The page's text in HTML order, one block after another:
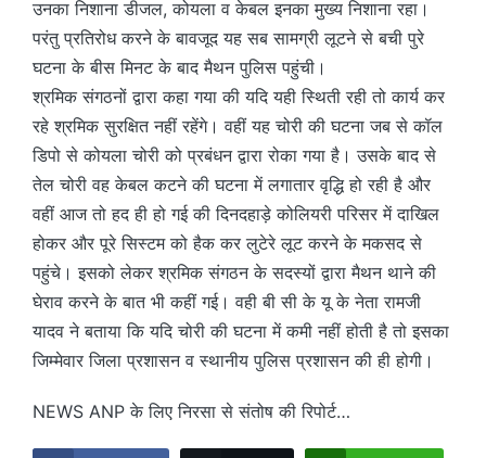
उनका निशाना डीजल, कोयला व केबल इनका मुख्य निशाना रहा।
परंतु प्रतिरोध करने के बावजूद यह सब सामग्री लूटने से बची पुरे
घटना के बीस मिनट के बाद मैथन पुलिस पहुंची।
श्रमिक संगठनों द्वारा कहा गया की यदि यही स्थिती रही तो कार्य कर
रहे श्रमिक सुरक्षित नहीं रहेंगे। वहीं यह चोरी की घटना जब से कॉल
डिपो से कोयला चोरी को प्रबंधन द्वारा रोका गया है। उसके बाद से
तेल चोरी वह केबल कटने की घटना में लगातार वृद्धि हो रही है और
वहीं आज तो हद ही हो गई की दिनदहाड़े कोलियरी परिसर में दाखिल
होकर और पूरे सिस्टम को हैक कर लुटेरे लूट करने के मकसद से
पहुंचे। इसको लेकर श्रमिक संगठन के सदस्यों द्वारा मैथन थाने की
घेराव करने के बात भी कहीं गई। वही बी सी के यू के नेता रामजी
यादव ने बताया कि यदि चोरी की घटना में कमी नहीं होती है तो इसका
जिम्मेवार जिला प्रशासन व स्थानीय पुलिस प्रशासन की ही होगी।
NEWS ANP के लिए निरसा से संतोष की रिपोर्ट…